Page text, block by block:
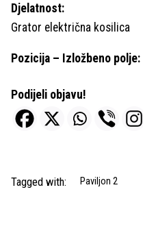
Djelatnost:
Grator električna kosilica
Pozicija – Izložbeno polje:
Podijeli objavu!
Tagged with: Paviljon 2